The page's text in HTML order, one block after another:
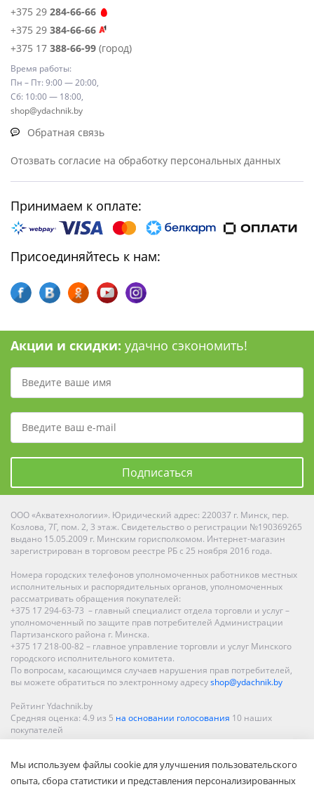
+375 29 284-66-66
+375 29 384-66-66
+375 17 388-66-99 (город)
Время работы:
Пн – Пт: 9:00 — 20:00,
Сб: 10:00 — 18:00,
shop@ydachnik.by
Обратная связь
Отозвать согласие на обработку персональных данных
Принимаем к оплате:
Присоединяйтесь к нам:
Акции и скидки: удачно сэкономить!
Подписаться
ООО «Акватехнологии». Юридический адрес: 220037 г. Минск, пер.
Козлова, 7Г, пом. 2, 3 этаж. Свидетельство о регистрации №190369265
выдано 15.05.2009 г. Минским горисполкомом. Интернет-магазин
зарегистрирован в торговом реестре РБ с 25 ноября 2016 года.
Номера городских телефонов уполномоченных работников местных
исполнительных и распорядительных органов, уполномоченных
рассматривать обращения покупателей:
+375 17 294-63-73 – главный специалист отдела торговли и услуг –
уполномоченный по защите прав потребителей Администрации
Партизанского района г. Минска.
+375 17 218-00-82 – главное управление торговли и услуг Минского
городского исполнительного комитета.
По вопросам, касающимся случаев нарушения прав потребителей,
вы можете обратиться по электронному адресуshop@ydachnik.by
Рейтинг Ydachnik.by
Средняя оценка: 4.9 из 5 на основании голосования 10 наших
покупателей
Гродно, Могилеве, Бобруйске, Барановичах, Молодечно,
Новополоцке, Пинске, Солигорске. При заказе в интернет-магазине
Мы используем файлы cookie для улучшения пользовательского
опыта, сбора статистики и представления персонализированных